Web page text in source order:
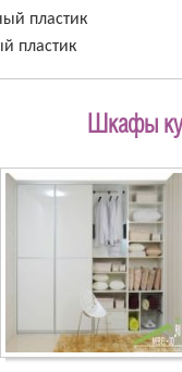
пластик
пластик
Шкафы